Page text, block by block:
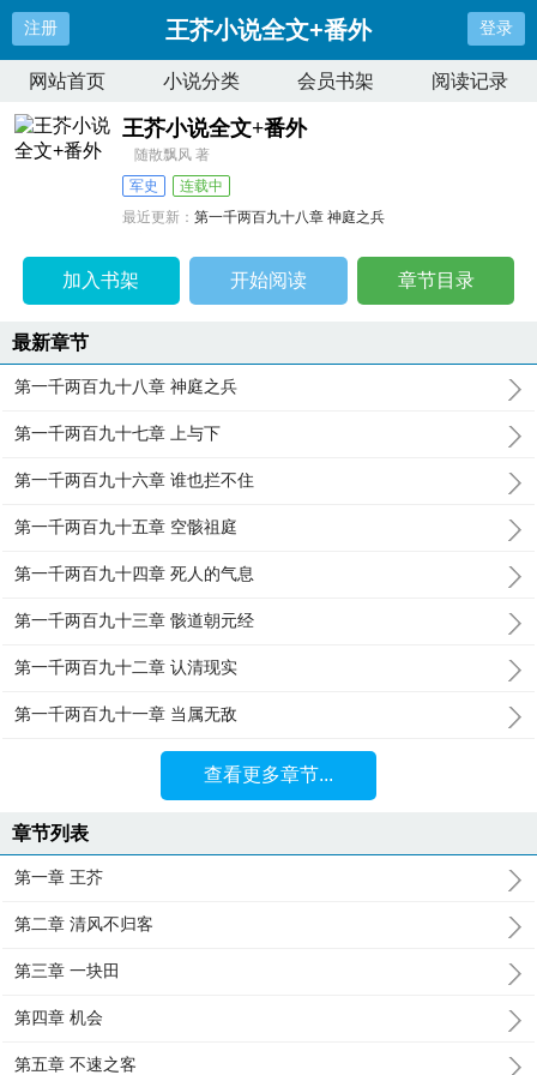
注册 王芥小说全文+番外 登录
网站首页 小说分类 会员书架 阅读记录
王芥小说全文+番外
随散飘风 著
军史
连载中
最近更新：第一千两百九十八章 神庭之兵
加入书架 开始阅读 章节目录
最新章节
第一千两百九十八章 神庭之兵
第一千两百九十七章 上与下
第一千两百九十六章 谁也拦不住
第一千两百九十五章 空骸祖庭
第一千两百九十四章 死人的气息
第一千两百九十三章 骸道朝元经
第一千两百九十二章 认清现实
第一千两百九十一章 当属无敌
查看更多章节...
章节列表
第一章 王芥
第二章 清风不归客
第三章 一块田
第四章 机会
第五章 不速之客